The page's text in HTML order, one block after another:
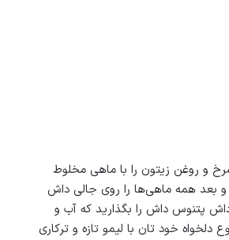
و روغن زیتون را با ماهی مخلوط
بعد همه ماهی‌ها را روی جالی داش
جالی داش پتنوس داش را بگذارید که آب و
خود تان با لیمو تازه و ترکاری